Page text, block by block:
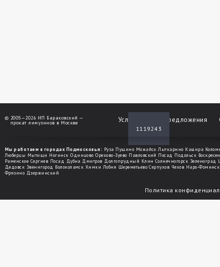
Услуги Спецпредложения
1119243
© 2005—2026 ИП Бараковский —
прокат лимузинов в Москве
Мы работаем в городах Подмосковья: Руза Пущино Можайск Лыткарино Кашира
Люберцы Мытищи Ногинск Одинцово Орехово-Зуево Павловский Посад Подольск
Раменское Сергиев Посад Дубна Дмитров Долгопрудный Клин Солнечногорск Зеленоград
Дедовск Звенигород Волоколамск Химки Лобня Шереметьево Серпухов Чехов Наро-Фоминск
Фрязино Дзержинский
Политика